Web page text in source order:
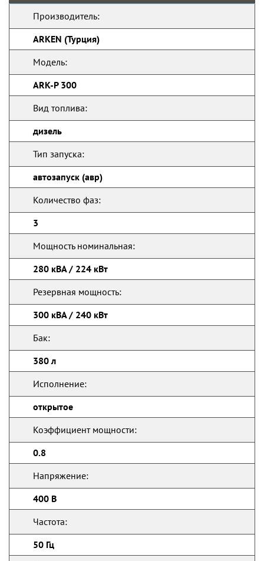
Производитель:
ARKEN (Турция)
Модель:
ARK-P 300
Вид топлива:
дизель
Тип запуска:
автозапуск (авр)
Количество фаз:
3
Мощность номинальная:
280 кВА / 224 кВт
Резервная мощность:
300 кВА / 240 кВт
Бак:
380 л
Исполнение:
открытое
Коэффициент мощности:
0.8
Напряжение:
400 В
Частота:
50 Гц